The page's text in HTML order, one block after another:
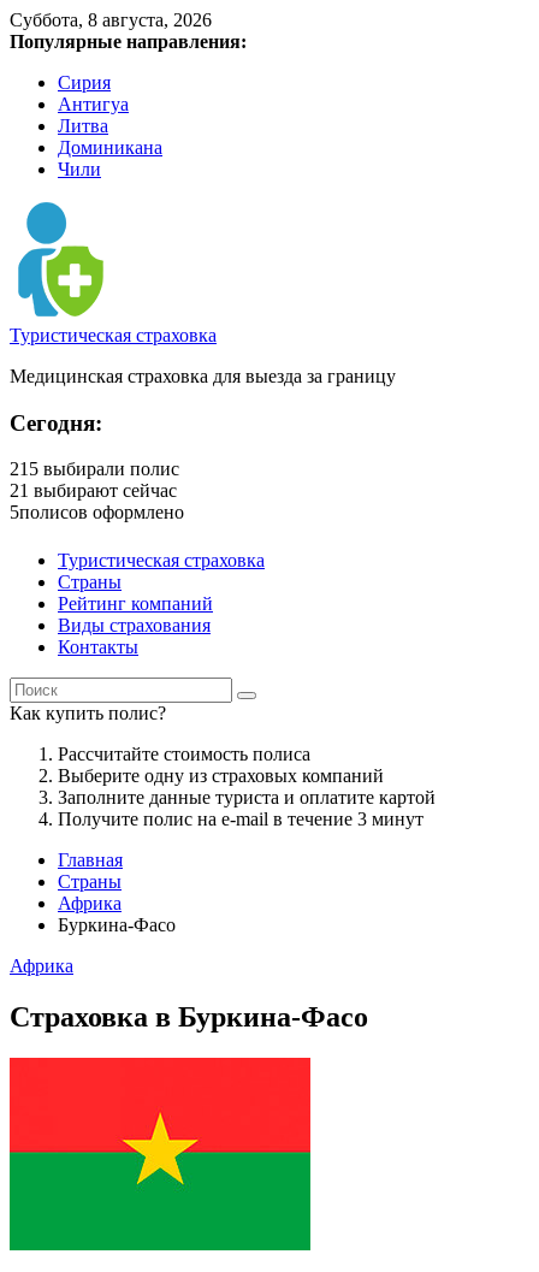
Суббота, 8 августа, 2026
Популярные направления:
Сирия
Антигуа
Литва
Доминикана
Чили
Туристическая страховка
Медицинская страховка для выезда за границу
Сегодня:
215 выбирали полис
21 выбирают сейчас
5полисов оформлено
Туристическая страховка
Страны
Рейтинг компаний
Виды страхования
Контакты
Как купить полис?
Рассчитайте стоимость полиса
Выберите одну из страховых компаний
Заполните данные туриста и оплатите картой
Получите полис на e-mail в течение 3 минут
Главная
Страны
Африка
Буркина-Фасо
Африка
Страховка в Буркина-Фасо